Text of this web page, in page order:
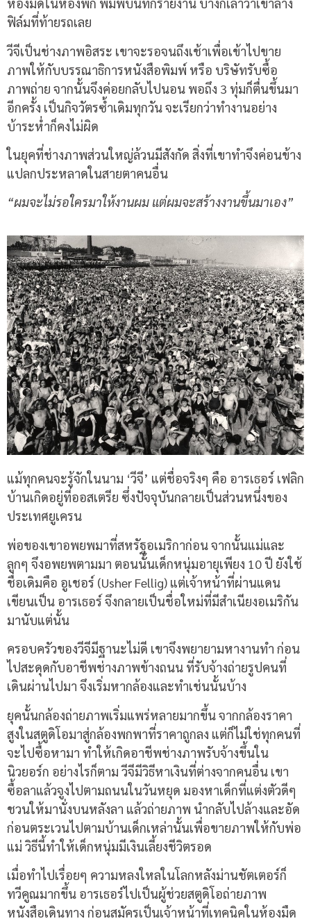
ห้องมืดในห้องพัก พิมพ์บันทึกรายงาน บ้างก็เล่าว่าเขาล้าง
ฟิล์มที่ท้ายรถเลย
วีจีเป็นช่างภาพอิสระ เขาจะรอจนถึงเช้าเพื่อเข้าไปขาย
ภาพให้กับบรรณาธิการหนังสือพิมพ์ หรือ บริษัทรับซื้อ
ภาพถ่าย จากนั้นจึงค่อยกลับไปนอน พอถึง 3 ทุ่มก็ตื่นขึ้นมา
อีกครั้ง เป็นกิจวัตรซ้ำเดิมทุกวัน จะเรียกว่าทำงานอย่าง
บ้าระห่ำก็คงไม่ผิด
ในยุคที่ช่างภาพส่วนใหญ่ล้วนมีสังกัด สิ่งที่เขาทำจึงค่อนข้าง
แปลกประหลาดในสายตาคนอื่น
“ผมจะไม่รอใครมาให้งานผม แต่ผมจะสร้างงานขึ้นมาเอง”
แม้ทุกคนจะรู้จักในนาม ‘วีจี’ แต่ชื่อจริงๆ คือ อารเธอร์ เฟลิก
บ้านเกิดอยู่ที่ออสเตรีย ซึ่งปัจจุบันกลายเป็นส่วนหนึ่งของ
ประเทศยูเครน
พ่อของเขาอพยพมาที่สหรัฐอเมริกาก่อน จากนั้นแม่และ
ลูกๆ จึงอพยพตามมา ตอนนั้นเด็กหนุ่มอายุเพียง 10 ปี ยังใช้
ชื่อเดิมคือ อูเชอร์ (Usher Fellig) แต่เจ้าหน้าที่ผ่านแดน
เขียนเป็น อารเธอร์ จึงกลายเป็นชื่อใหม่ที่มีสำเนียงอเมริกัน
มานับแต่นั้น
ครอบครัวของวีจีมีฐานะไม่ดี เขาจึงพยายามหางานทำ ก่อน
ไปสะดุดกับอาชีพช่างภาพข้างถนน ที่รับจ้างถ่ายรูปคนที่
เดินผ่านไปมา จึงเริ่มหากล้องและทำเช่นนั้นบ้าง
ยุคนั้นกล้องถ่ายภาพเริ่มแพร่หลายมากขึ้น จากกล้องราคา
สูงในสตูดิโอมาสู่กล้องพกพาที่ราคาถูกลง แต่ก็ไม่ใช่ทุกคนที่
จะไปซื้อหามา ทำให้เกิดอาชีพช่างภาพรับจ้างขึ้นใน
นิวยอร์ก อย่างไรก็ตาม วีจีมีวิธีหาเงินที่ต่างจากคนอื่น เขา
ซื้อลาแล้วจูงไปตามถนนในวันหยุด มองหาเด็กที่แต่งตัวดีๆ
ชวนให้มานั่งบนหลังลา แล้วถ่ายภาพ นำกลับไปล้างและอัด
ก่อนตระเวนไปตามบ้านเด็กเหล่านั้นเพื่อขายภาพให้กับพ่อ
แม่ วิธีนี้ทำให้เด็กหนุ่มมีเงินเลี้ยงชีวิตรอด
เมื่อทำไปเรื่อยๆ ความหลงใหลในโลกหลังม่านชัตเตอร์ก็
ทวีคูณมากขึ้น อารเธอร์ไปเป็นผู้ช่วยสตูดิโอถ่ายภาพ
หนังสือเดินทาง ก่อนสมัครเป็นเจ้าหน้าที่เทคนิคในห้องมืด